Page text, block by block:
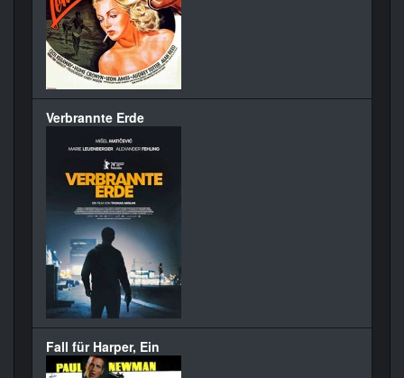
Verbrannte Erde
Fall für Harper, Ein